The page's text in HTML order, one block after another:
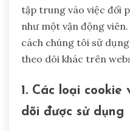
tập trung vào việc đối
như một vận động
cách chúng tôi sử
theo dõi khác trên
1. Các loại
dõi được sử dụng